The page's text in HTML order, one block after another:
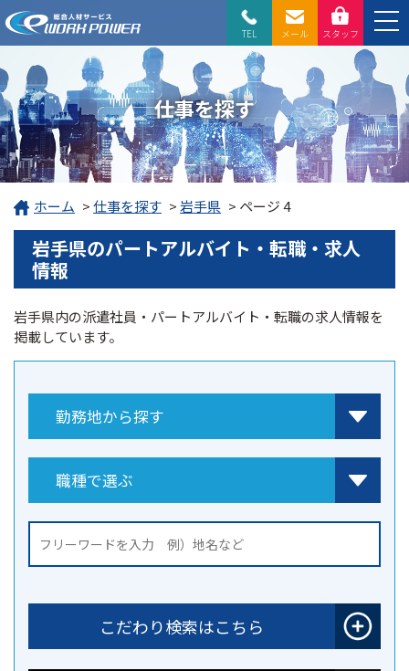
TEL メール スタッフ
仕事を探す
ホーム >仕事を探す >岩手県 > ページ 4
岩手県のパートアルバイト・転職・求人
情報
岩手県内の派遣社員・パートアルバイト・転職の求人情報を
掲載しています。
こだわり検索はこちら